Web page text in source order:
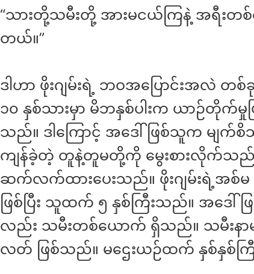
“သားတို့သမီးတို့ အားမငယ်ကြနဲ့ အရီးတ
တယ်။”
ဒါဟာ ဖိုးဂျမ်းရဲ့ ဘဝအပြောင်းအလဲ တစ်
၁၀ နှစ်သားမှာ မိဘနှစ်ပါးက ယာဉ်တိုက်မှုဖ
သည်။ ဒါကြောင့် အဒေါ်ဖြစ်သူက မျက်
ကျန်ခဲ့တဲ့ တူနဲ့တူမတို့ကို မွေးစားလိုက်သည်
ဆက်လက်ထားပေးသည်။ ဖိုးဂျမ်းရဲ့အစ်မ
ဖြစ်ပြီး သူထက် ၅ နှစ်ကြီးသည်။ အဒေါ်ဖ
လည်း သမီးတစ်ယောက် ရှိသည်။ သမီးနာမ
လတ် ဖြစ်သည်‌။ မဌေးယဉ်ထက် နှစ်နှစ်က